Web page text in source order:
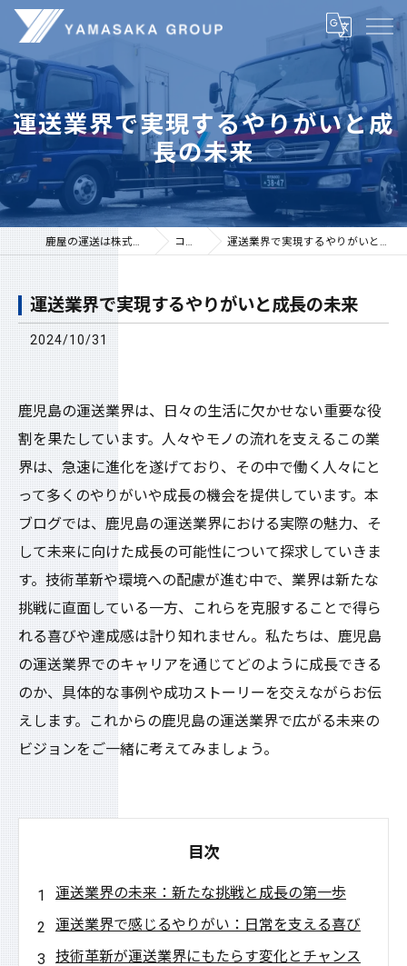
運送業界で実現するやりがいと成
長の未来
鹿屋の運送は株式会社山坂 コラム 運送業界で実現するやりがいと成長の未来
運送業界で実現するやりがいと成長の未来
2024/10/31
鹿児島の運送業界は、日々の生活に欠かせない重要な役
割を果たしています。人々やモノの流れを支えるこの業
界は、急速に進化を遂げており、その中で働く人々にと
って多くのやりがいや成長の機会を提供しています。本
ブログでは、鹿児島の運送業界における実際の魅力、そ
して未来に向けた成長の可能性について探求していきま
す。技術革新や環境への配慮が進む中で、業界は新たな
挑戦に直面している一方、これらを克服することで得ら
れる喜びや達成感は計り知れません。私たちは、鹿児島
の運送業界でのキャリアを通じてどのように成長できる
のか、具体的な事例や成功ストーリーを交えながらお伝
えします。これからの鹿児島の運送業界で広がる未来の
ビジョンをご一緒に考えてみましょう。
目次
運送業界の未来：新たな挑戦と成長の第一歩
運送業界で感じるやりがい：日常を支える喜び
技術革新が運送業界にもたらす変化とチャンス